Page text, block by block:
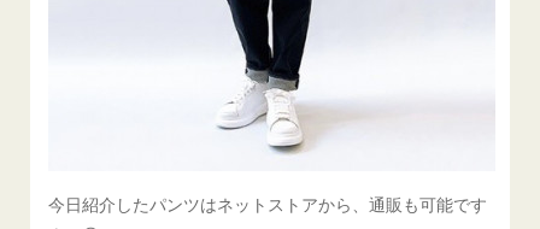
今日紹介したパンツはネットストアから、通販も可能です